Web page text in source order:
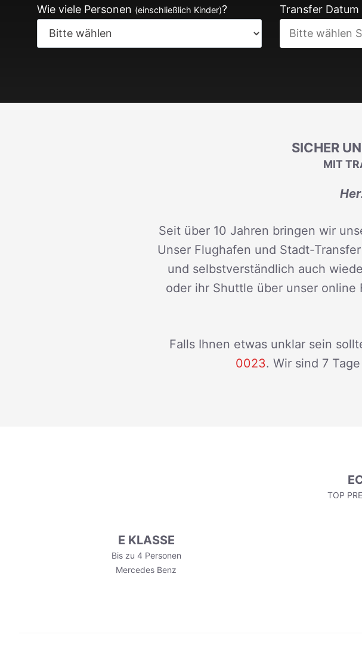
Wie viele Personen (einschließlich Kinder)? Transfer
SICHER
MIT
Seit über 10 Jahren bringen wir
Unser Flughafen und Stadt-
und selbstverständlich auch
oder ihr Shuttle über unser online
Falls Ihnen etwas unklar sein
0023. Wir sind 7
TOP
E KLASSE
Bis zu 4 Personen
Mercedes Benz